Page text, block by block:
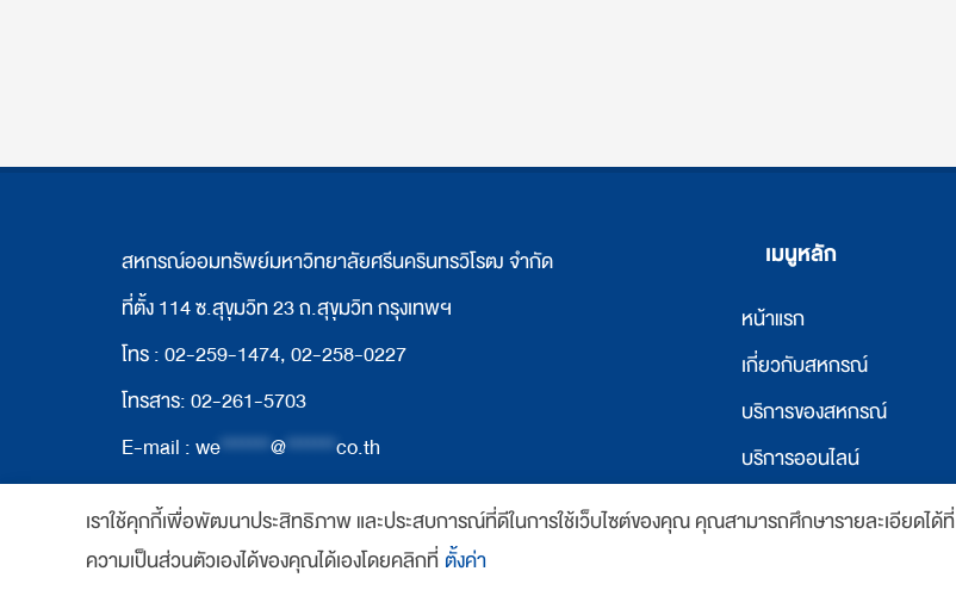
สหกรณ์ออมทรัพย์มหาวิทยาลัยศรีนครินทรวิโรฒ จำกัด
ที่ตั้ง 114 ซ.สุขุมวิท 23 ถ.สุขุมวิท กรุงเทพฯ
โทร : 02-259-1474, 02-258-0227
โทรสาร: 02-261-5703
E-mail :we*******@*******co.th
Copyright 2018 www.swutcc.co.th Powered byบ้านเว็บไซต์
เมนูหลัก
หน้าแรก
เกี่ยวกับสหกรณ์
บริการของสหกรณ์
บริการออนไลน์
ข่าวสารและกิจกรรม
เราใช้คุกกี้เพื่อพัฒนาประสิทธิภาพ และประสบการณ์ที่ดีในการใช้เว็บไซต์ของคุณ คุณสามารถศึกษารายละเอียดได้ที่
ความเป็นส่วนตัวเองได้ของคุณได้เองโดยคลิกที่ ตั้งค่า